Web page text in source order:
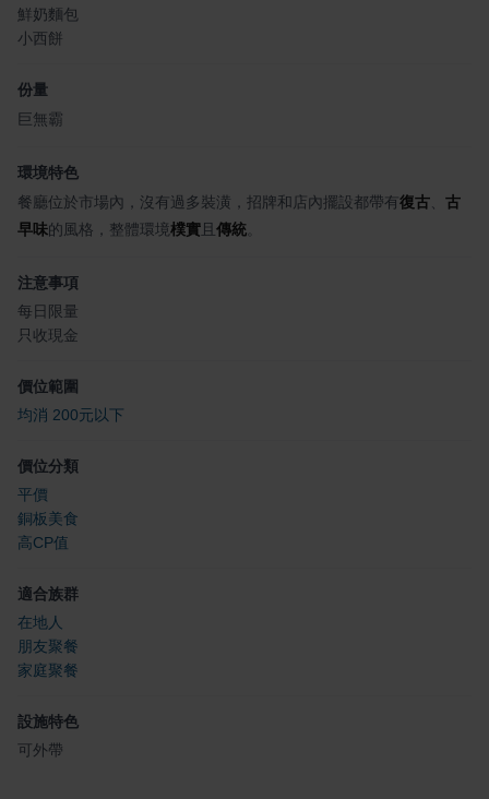
鮮奶麵包
小西餅
份量
巨無霸
環境特色
餐廳位於市場內，沒有過多裝潢，招牌和店內擺設都帶有復古
古
早味的風格，整體環境樸實 且 傳統
注意事項
每日限量
只收現金
價位範圍
均消 200元以下
價位分類
平價
銅板美食
高CP值
適合族群
在地人
朋友聚餐
家庭聚餐
設施特色
可外帶